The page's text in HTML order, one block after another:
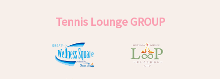
Tennis Lounge GROUP